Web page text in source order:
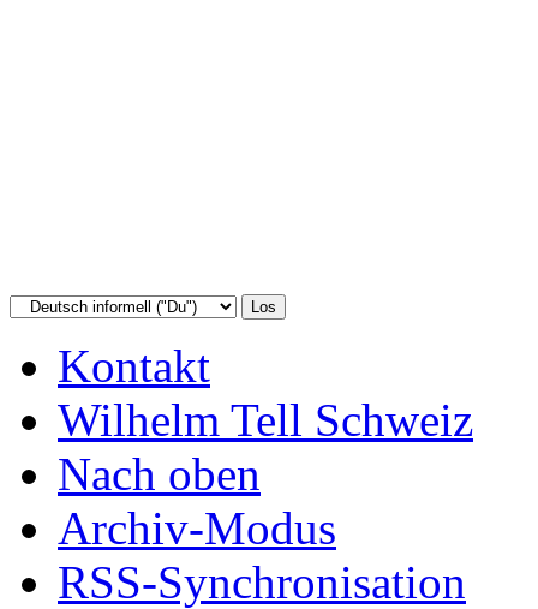
Kontakt
Wilhelm Tell Schweiz
Nach oben
Archiv-Modus
RSS-Synchronisation